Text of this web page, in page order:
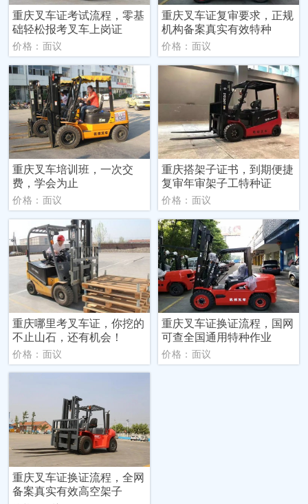
重庆叉车证考试流程，零基
础轻松报考叉车上岗证
价格：面议
重庆叉车证复审要求，正规
机构备案真实有效特种
价格：面议
重庆叉车培训班，一次交
费，学会为止
价格：面议
重庆搭架子证书，到期便捷
复审年审架子工特种证
价格：面议
重庆哪里考叉车证，你挖的
不止山石，还有机会！
价格：面议
重庆叉车证换证流程，国网
可查全国通用特种作业
价格：面议
重庆叉车证换证流程，全网
备案真实有效高空架子